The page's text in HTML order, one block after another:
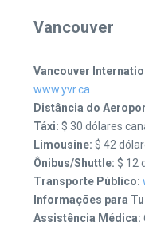
Vancouver
Vancouver
www.yvr.ca
Distância do
Táxi: $ 30 dólares
Limousine: $ 42
Ônibus/Shuttle: $ 12
Transporte Público:
Informações para
Assistência Médica: